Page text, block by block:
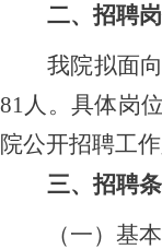
二、招聘
我院拟面
81人。具体岗
院公开招聘工
三、招聘
（一）基